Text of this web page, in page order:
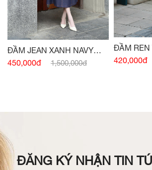
ĐẦM JEAN XANH NAVY
SÁT NÁCH ĐAI EO
450,000đ 1,500,000đ
ĐẦM REN
ĐỨC
420,000đ
ĐĂNG KÝ NHẬN TIN